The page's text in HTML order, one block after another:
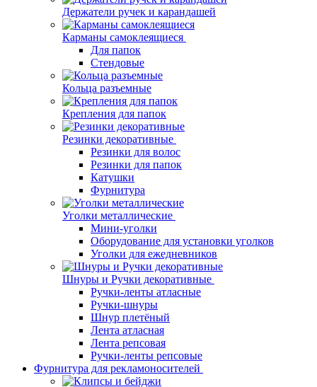
Держатели ручек и карандашей
Карманы самоклеящиеся
Для папок
Стендовые
Кольца разъемные
Крепления для папок
Резинки декоративные
Резинки для волос
Резинки для папок
Катушки
Фурнитура
Уголки металлические
Мини-уголки
Оборудование для установки уголков
Уголки для ежедневников
Шнуры и Ручки декоративные
Ручки-ленты атласные
Ручки-шнуры
Шнур плетёный
Лента атласная
Лента репсовая
Ручки-ленты репсовые
Фурнитура для рекламоносителей